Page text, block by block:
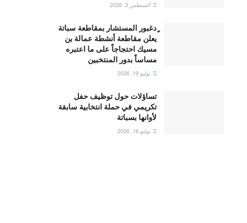
أغسطس 3, 2026
ٍدغبور المستشار بمقاطعة سباتة
يعلن مقاطعة أنشطة عمالة بن
مسيك احتجاجاً على ما اعتبره
مساساً بدور المنتخبين
يوليو 19, 2026
تساؤلات حول توظيف حفل
تكريمي في حملة انتخابية سابقة
لأوانها بسباتة
يوليو 16, 2026